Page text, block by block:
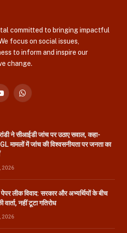
committed to bringing impactful
focus on social issues,
to inform and inspire our
change.
WhatsApp
ने सीआईडी जांच पर उठाए सवाल, कहा-
मामलों में जांच की विश्वसनीयता पर जनता का
2026
लीक विवाद: सरकार और अभ्यर्थियों के बीच
वार्ता, नहीं टूटा गतिरोध
2026